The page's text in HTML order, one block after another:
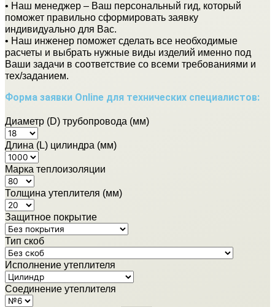
• Наш менеджер – Ваш персональный гид, который
поможет правильно сформировать заявку
индивидуально для Вас.
• Наш инженер поможет сделать все необходимые
расчеты и выбрать нужные виды изделий именно под
Ваши задачи в соответствие со всеми требованиями и
тех/заданием.
Форма заявки Online для технических специалистов:
Диаметр (D) трубопровода (мм)
Длина (L) цилиндра (мм)
Марка теплоизоляции
Толщина утеплителя (мм)
Защитное покрытие
Тип скоб
Исполнение утеплителя
Соединение утеплителя